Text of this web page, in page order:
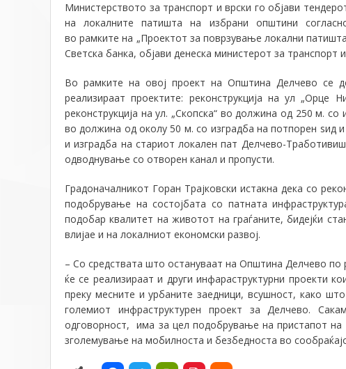
Министерството за транспорт и врски го објави
на локалните патишта на избрани општини
ворамките на „Проектот за поврзување локални
Светска банка, објави денеска министерот за транспорт
Во рамките на овој проект на Општина Делчево се
реализираат проектите: реконструкција на ул
реконструкција на ул. „Скопска“ во должина од 250 м.
во должина од околу50 м. со изградба на потпорен ѕид
и изградба на стариот локален пат Делчево-
одводнување со отворен канал и пропусти.
Градоначалникот Горан Трајковски истакна дека со
подобрување на состојбата со патната
подобар квалитет на животот на граѓаните, бидејќи
влијае и на локалниот економски развој.
– Со средствата што остануваат на Општина Делчево по
ќе се реализираат и други инфараструктурни проекти
преку месните и урбаните заедници, всушност, како
големиот инфраструктурен проект за Делчево.
одговорност, има за цел подобрување на пристапот на
зголемување на мобилноста и безбедноста во